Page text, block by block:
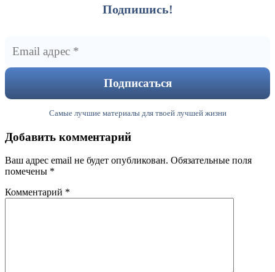
Подпишись!
Самые лучшие материалы для твоей лучшей жизни
Добавить комментарий
Ваш адрес email не будет опубликован. Обязательные поля
помечены *
Комментарий *